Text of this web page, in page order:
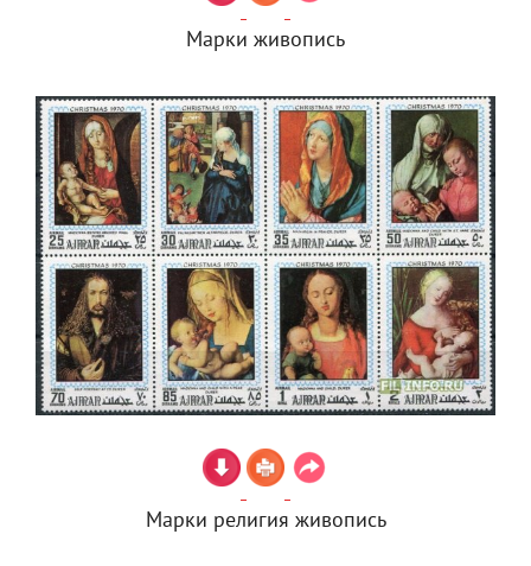
Марки живопись
Марки религия живопись